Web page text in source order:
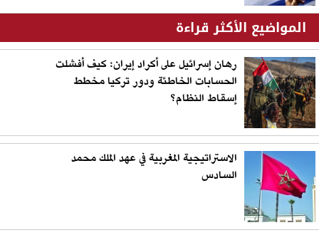
المواضيع الأكثر قراءة
رهان إسرائيل على أكراد إيران: كيف أفشلت
الحسابات الخاطئة ودور تركيا مخطط
إسقاط النظام؟
الاستراتيجية المغربية في عهد الملك محمد
السادس